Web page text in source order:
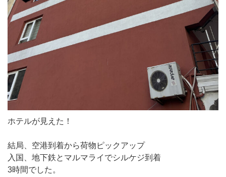
ホテルが見えた！
結局、空港到着から荷物ピックアップ
入国、地下鉄とマルマライでシルケジ到着
3時間でした。